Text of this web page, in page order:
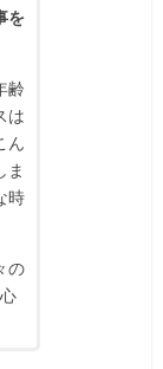
を
齢
は
ん
ま
時
の